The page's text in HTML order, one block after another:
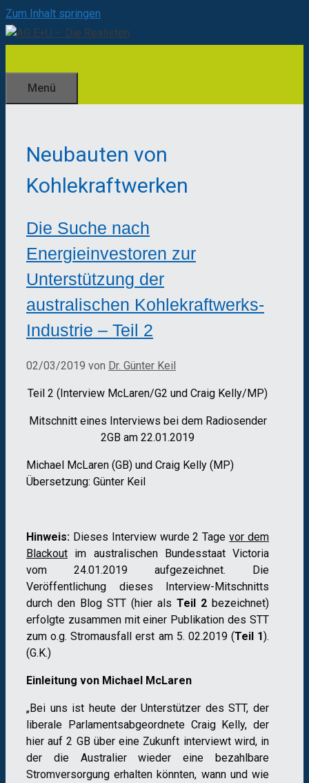
Zum Inhalt springen
Menü
Neubauten von
Kohlekraftwerken
Die Suche nach
Energieinvestoren zur
Unterstützung der
australischen Kohlekraftwerks-
Industrie – Teil 2
02/03/2019 von Dr. Günter Keil
Teil 2 (Interview McLaren/G2 und Craig Kelly/MP)
Mitschnitt eines Interviews bei dem Radiosender
2GB am 22.01.2019
Michael McLaren (GB) und Craig Kelly (MP)
Übersetzung: Günter Keil
Hinweis: Dieses Interview wurde 2 Tagevor dem
Blackout im australischen Bundesstaat Victoria
vom 24.01.2019 aufgezeichnet. Die
Veröffentlichung dieses Interview-Mitschnitts
durch den Blog STT (hier als Teil 2 bezeichnet)
erfolgte zusammen mit einer Publikation des STT
zum o.g. Stromausfall erst am 5. 02.2019 (Teil 1).
(G.K.)
Einleitung von Michael McLaren
„Bei uns ist heute der Unterstützer des STT, der
liberale Parlamentsabgeordnete Craig Kelly, der
hier auf 2 GB über eine Zukunft interviewt wird, in
der die Australier wieder eine bezahlbare
Stromversorgung erhalten könnten, wann und wie